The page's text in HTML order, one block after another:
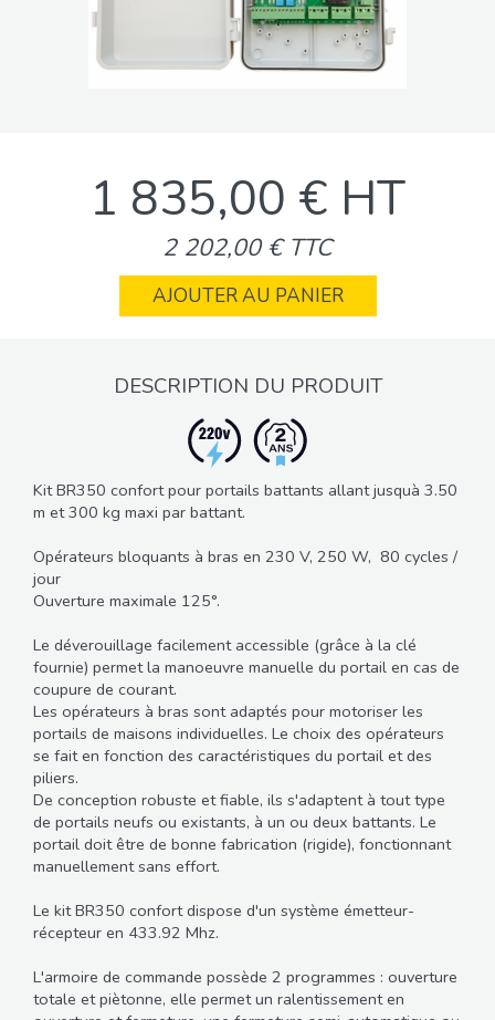
1 835,00 € HT
2 202,00 € TTC
AJOUTER AU PANIER
DESCRIPTION DU PRODUIT
Kit BR350 confort pour portails battants allant jusquà 3.50
m et 300 kg maxi par battant.
Opérateurs bloquants à bras en 230 V, 250 W, 80 cycles /
jour
Ouverture maximale 125°.
Le déverouillage facilement accessible (grâce à la clé
fournie) permet la manoeuvre manuelle du portail en cas de
coupure de courant.
Les opérateurs à bras sont adaptés pour motoriser les
portails de maisons individuelles. Le choix des opérateurs
se fait en fonction des caractéristiques du portail et des
piliers.
De conception robuste et fiable, ils s'adaptent à tout type
de portails neufs ou existants, à un ou deux battants. Le
portail doit être de bonne fabrication (rigide), fonctionnant
manuellement sans effort.
Le kit BR350 confort dispose d'un système émetteur-
récepteur en 433.92 Mhz.
L'armoire de commande possède 2 programmes : ouverture
totale et piètonne, elle permet un ralentissement en